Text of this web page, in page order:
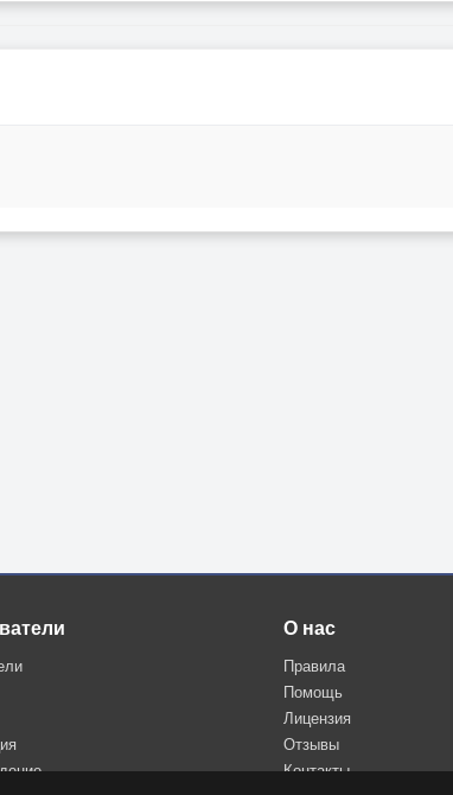
О нас
Правила
Помощь
Лицензия
Отзывы
Контакты